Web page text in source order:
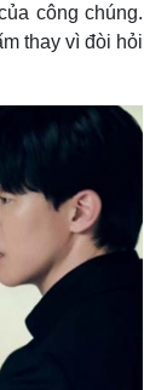
công chúng.
thay vì đòi hỏi